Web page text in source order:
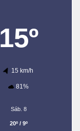
15º
15 km/h
81%
Sáb. 8
20º / 9º